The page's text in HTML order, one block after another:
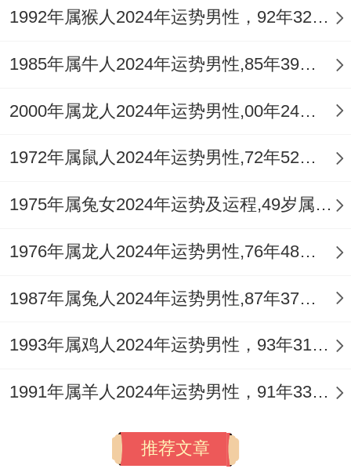
增强，对未婚者而言是良机，但生肖猴自身
太岁在正南，岁破在正北，日常起居宜避开
此二方位，以防无形中扰动气场。
若伴侣为犯太岁生肖（如马、鼠、牛、
方，以缓与太岁冲击，此物内含五行符咒，
五、五行互补的生肖适配
巳申六盒为生肖猴最吉配对。蛇年出生者
猴形成「火金交融」之局，巳中藏丙火，庚
金、戊土，与申中藏庚金，壬水、戊土形成
干支暗合，这使双方在精神与物质层面易达
1992年属猴人2024年运势男性，92年32岁属猴男2024年每月运程怎么样
1985年属牛人2024年运势男性,85年39岁属牛男2024年每月运程怎么样
2000年属龙人2024年运势男性,00年24岁属龙男2024年每月运程怎么样
1972年属鼠人2024年运势男性,72年52岁属鼠男2024年每月运程怎么样
1975年属兔女2024年运势及运程,49岁属兔人2024全年每月运势女性如何
1976年属龙人2024年运势男性,76年48岁属龙男2024年每月运程怎么样
1987年属兔人2024年运势男性,87年37岁属兔男2024年每月运程怎么样
1993年属鸡人2024年运势男性，93年31岁属鸡男2024年每月运程怎么样
1991年属羊人2024年运势男性，91年33岁属羊男2024年每月运程怎么样
推荐文章